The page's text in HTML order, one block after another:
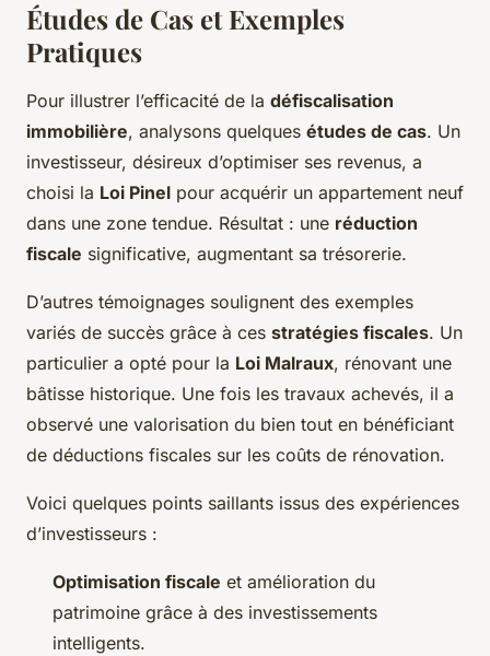
Études de Cas et Exemples
Pratiques
Pour illustrer l’efficacité de la défiscalisation
immobilière, analysons quelques études de cas. Un
investisseur, désireux d’optimiser ses revenus, a
choisi la Loi Pinel pour acquérir un appartement neuf
dans une zone tendue. Résultat : une réduction
fiscale significative, augmentant sa trésorerie.
D’autres témoignages soulignent des exemples
variés de succès grâce à ces stratégies fiscales. Un
particulier a opté pour la Loi Malraux, rénovant une
bâtisse historique. Une fois les travaux achevés, il a
observé une valorisation du bien tout en bénéficiant
de déductions fiscales sur les coûts de rénovation.
Voici quelques points saillants issus des expériences
d’investisseurs :
Optimisation fiscale et amélioration du
patrimoine grâce à des investissements
intelligents.